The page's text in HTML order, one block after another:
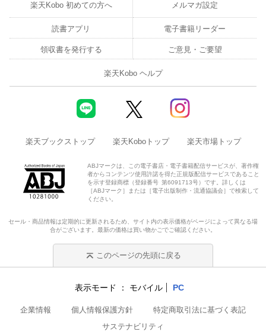
楽天Kobo 初めての方へ メルマガ設定
読書アプリ 電子書籍リーダー
領収書を発行する ご意見・ご要望
楽天Kobo ヘルプ
楽天ブックストップ 楽天Koboトップ 楽天市場トップ
ABJマークは、この電子書店・電子書籍配信サービスが、著作権
者からコンテンツ使用許諾を得た正規版配信サービスであること
を示す登録商標（登録番号 第6091713号）です。詳しくは
［ABJマーク］または［電子出版制作・流通協議会］で検索して
ください。
セール・商品情報は定期的に更新されるため、サイト内の表示価格がページによって異なる場
合がございます。最新の価格は買い物かごでご確認ください。
このページの先頭に戻る
表示モード モバイル PC
企業情報 個人情報保護方針
特定商取引法に基づく表記
サステナビリティ